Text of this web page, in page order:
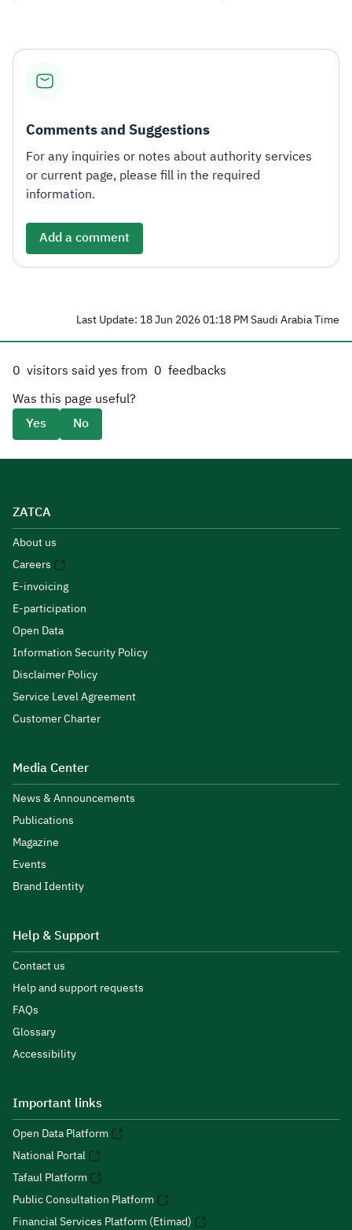
Comments and Suggestions
For any inquiries or notes about authority services
or current page, please fill in the required
information.
Add a comment
Last Update: 18 Jun 2026 01:18 PM Saudi Arabia Time
0 visitors said yes from 0 feedbacks
Was this page useful?
Yes
No
ZATCA
About us
Careers
E-invoicing
E-participation
Open Data
Information Security Policy
Disclaimer Policy
Service Level Agreement
Customer Charter
Media Center
News & Announcements
Publications
Magazine
Events
Brand Identity
Help & Support
Contact us
Help and support requests
FAQs
Glossary
Accessibility
Important links
Open Data Platform
National Portal
Tafaul Platform
Public Consultation Platform
Financial Services Platform (Etimad)